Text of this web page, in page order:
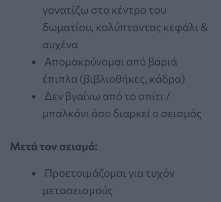
γονατίζω στο κέντρο του
δωματίου, καλύπτοντας κεφάλι &
αυχένα
Απομακρύνομαι από βαριά
έπιπλα (βιβλιοθήκες, κάδρα)
Δεν βγαίνω από το σπίτι /
μπαλκόνι όσο διαρκεί ο σεισμός
Μετά τον σεισμό:
Προετοιμάζομαι για τυχόν
μετασεισμούς